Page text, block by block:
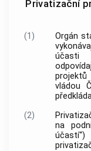
Privatizační
(1)
Orgán
účasti
vládou
(2)
na